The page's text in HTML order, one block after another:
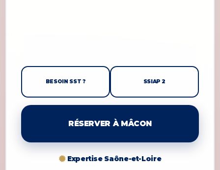
BESOIN SST ? SSIAP 2
RÉSERVER À MÂCON
Expertise Saône-et-Loire